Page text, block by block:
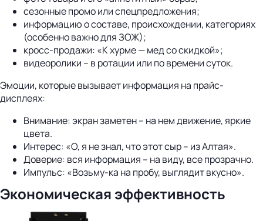
сезонные промо или спецпредложения;
информацию о составе, происхождении, категориях
(особенно важно для ЗОЖ);
кросс-продажи: «К хурме — мед со скидкой»;
видеоролики – в ротации или по времени суток.
Эмоции, которые вызывает информация на прайс-
дисплеях:
Внимание: экран заметен – на нем движение, яркие
цвета.
Интерес: «О, я не знал, что этот сыр – из Алтая».
Доверие: вся информация – на виду, все прозрачно.
Импульс: «Возьму-ка на пробу, выглядит вкусно».
Экономическая эффективность